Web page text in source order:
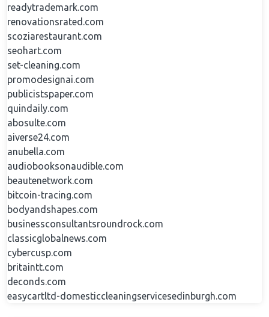
readytrademark.com
renovationsrated.com
scoziarestaurant.com
seohart.com
set-cleaning.com
promodesignai.com
publicistspaper.com
quindaily.com
abosulte.com
aiverse24.com
anubella.com
audiobooksonaudible.com
beautenetwork.com
bitcoin-tracing.com
bodyandshapes.com
businessconsultantsroundrock.com
classicglobalnews.com
cybercusp.com
britaintt.com
deconds.com
easycartltd-domesticcleaningservicesedinburgh.com